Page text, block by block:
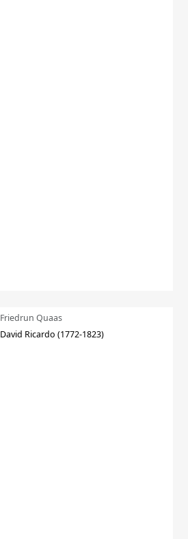
Friedrun Quaas
David Ricardo (1772-1823)